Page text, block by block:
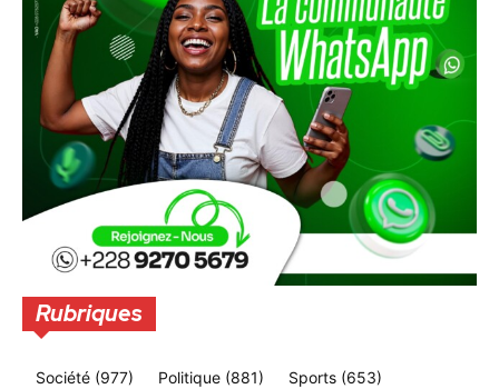
Rubriques
Société (977) Politique (881) Sports (653)